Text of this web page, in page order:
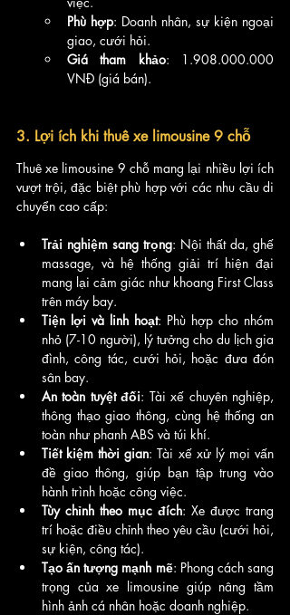
Phù hợp: Doanh nhân, sự kiện ngoại
giao, cưới hỏi.
Giá tham khảo: 1.908.000.000
VNĐ (giá bán).
3. Lợi ích khi thuê xe limousine 9 chỗ
Thuê xe limousine 9 chỗ mang lại nhiều lợi ích
vượt trội, đặc biệt phù hợp với các nhu cầu di
chuyển cao cấp:
Trải nghiệm sang trọng: Nội thất da, ghế
massage, và hệ thống giải trí hiện đại
mang lại cảm giác như khoang First Class
trên máy bay.
Tiện lợi và linh hoạt: Phù hợp cho nhóm
nhỏ (7-10 người), lý tưởng cho du lịch gia
đình, công tác, cưới hỏi, hoặc đưa đón
sân bay.
An toàn tuyệt đối: Tài xế chuyên nghiệp,
thông thạo giao thông, cùng hệ thống an
toàn như phanh ABS và túi khí.
Tiết kiệm thời gian: Tài xế xử lý mọi vấn
đề giao thông, giúp bạn tập trung vào
hành trình hoặc công việc.
Tùy chỉnh theo mục đích: Xe được trang
trí hoặc điều chỉnh theo yêu cầu (cưới hỏi,
sự kiện, công tác).
Tạo ấn tượng mạnh mẽ: Phong cách sang
trọng của xe limousine giúp nâng tầm
hình ảnh cá nhân hoặc doanh nghiệp.